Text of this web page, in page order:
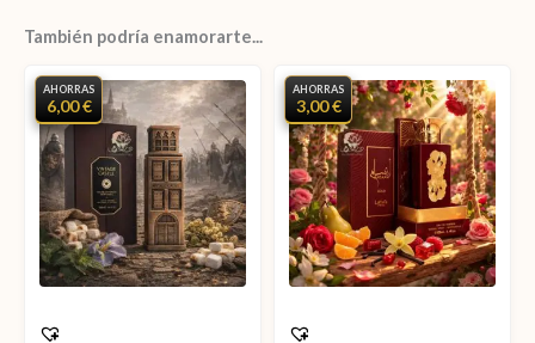
También podría enamorarte...
AHORRAS
6,00 €
AHORRAS
3,00 €